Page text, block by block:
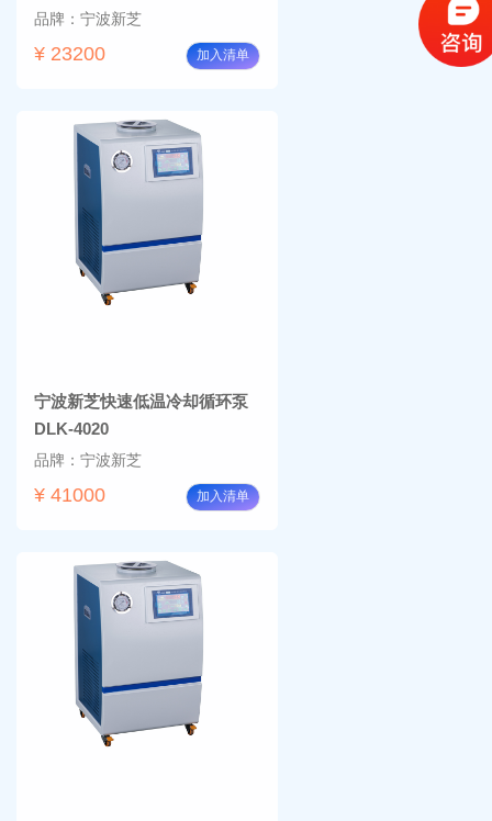
品牌：宁波新芝
¥ 23200 加入清单
宁波新芝快速低温冷却循环泵
DLK-4020
品牌：宁波新芝
¥ 41000 加入清单